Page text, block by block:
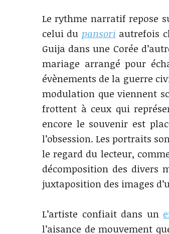
Le rythme narratif repose
celui du pansori autrefois
Guija dans une Corée
mariage arrangé pour
évènements de la guerre
modulation que viennent
frottent à ceux qui
encore le souvenir est
l’obsession. Les portraits
le regard du lecteur,
décomposition des divers
juxtaposition des images
L’artiste confiait dans un
l’aisance de mouvement